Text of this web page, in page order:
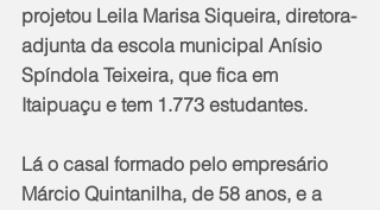
projetou Leila Marisa Siqueira, diretora-
adjunta da escola municipal Anísio
Spíndola Teixeira, que fica em
Itaipuaçu e tem 1.773 estudantes.
Lá o casal formado pelo empresário
Márcio Quintanilha, de 58 anos, e a